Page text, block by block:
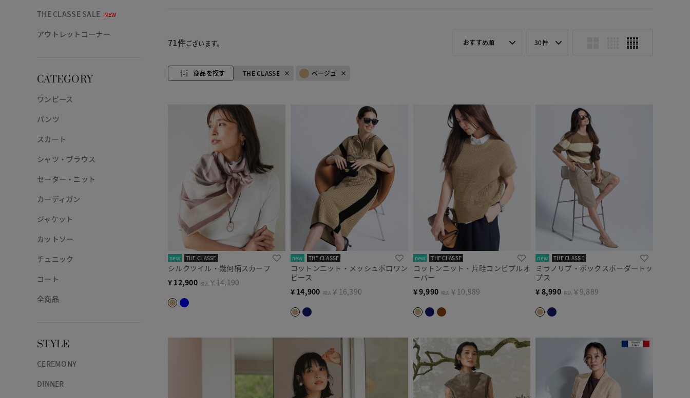
THE CLASSE SALE NEW
アウトレットコーナー
CATEGORY
ワンピース
パンツ
スカート
シャツ・ブラウス
セーター・ニット
カーディガン
ジャケット
カットソー
チュニック
コート
全商品
STYLE
CEREMONY
DINNER
71件ございます。 おすすめ順 30件
商品を探す THE CLASSE ベージュ
new THE CLASSE
シルクツイル・幾何柄スカーフ
¥ 12,900 税込 ￥14,190
new THE CLASSE
コットンニット・メッシュポロワン
ピース
¥ 14,900 税込 ￥16,390
new THE CLASSE
コットンニット・片畦コンビプルオ
ーバー
¥9,990 税込 ￥10,989
new THE CLASSE
ミラノリブ・ボックスボーダートッ
プス
¥ 8,990 税込 ￥9,889